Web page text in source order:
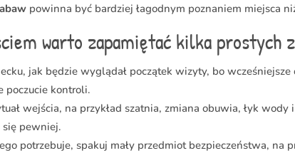
powinna być bardziej łagodnym poznaniem miejsca
warto zapamiętać kilka prostych
jak będzie wyglądał początek wizyty, bo
poczucie kontroli.
wejścia, na przykład szatnia, zmiana obuwia, łyk wody
się pewniej.
potrzebuje, spakuj mały przedmiot bezpieczeństwa, na